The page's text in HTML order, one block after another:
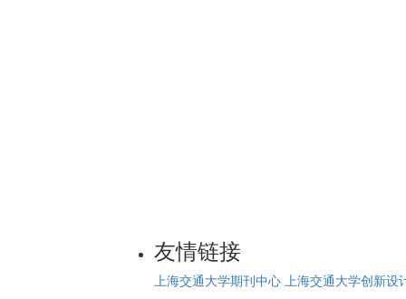
友情链接
上海交通大学期刊中心 上海交通大学创新设